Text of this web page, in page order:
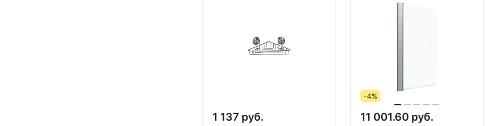
1 137 руб.
-4%
11 001.60 руб.